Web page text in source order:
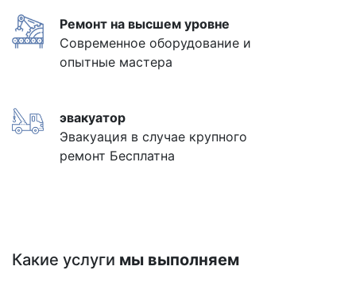
Ремонт на высшем уровне
Современное оборудование и
опытные мастера
эвакуатор
Эвакуация в случае крупного
ремонт Бесплатна
Какие услуги мы выполняем